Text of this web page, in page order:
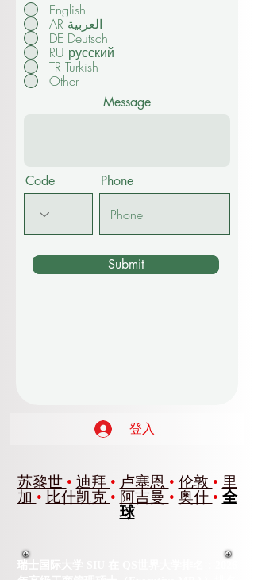
English
AR العربية
DE Deutsch
RU русский
TR Turkish
Other
Message
Code Phone
Submit
登入
苏黎世 • 迪拜 • 卢塞恩 • 伦敦 • 里
加 • 比什凯克 • 阿吉曼 • 奥什 • 全
球
瑞士国际大学 SIU 在 QS世界大学排名：2026